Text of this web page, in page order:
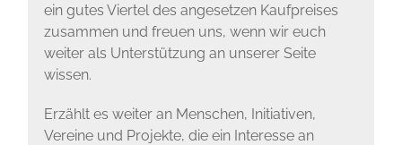
ein gutes Viertel des angesetzen Kaufpreises
zusammen und freuen uns, wenn wir euch
weiter als Unterstützung an unserer Seite
wissen.
Erzählt es weiter an Menschen, Initiativen,
Vereine und Projekte, die ein Interesse an